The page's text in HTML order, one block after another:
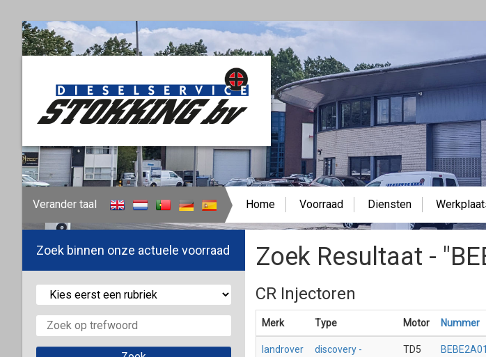
Verander taal Home Voorraad Diensten
Zoek binnen onze actuele voorraad Zoek Resultaat -
CR Injectoren
Merk Type Motor Nummer
landrover
discovery -
TD5